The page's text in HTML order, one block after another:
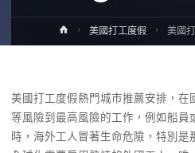
Home美國打工度假 美國
美國打工度假熱門城市推薦安排，在
等風險到最高風險的工作，例如船員
時，海外工人冒著生命危險，特別